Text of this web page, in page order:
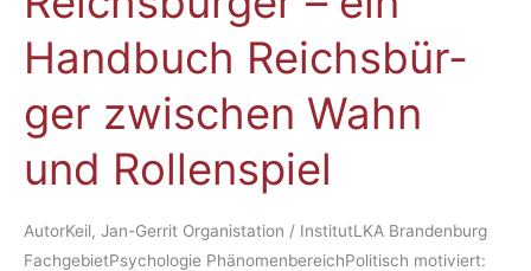
Hand­buch Reichs­bür­
ger zwi­schen Wahn
und Rol­len­spiel
AutorKeil, Jan-Gerrit Organistation / InstitutLKA Brandenburg
FachgebietPsychologie PhänomenbereichPolitisch motiviert:
bür­
ger
–
ein
Hand­
buch
bür­
ger